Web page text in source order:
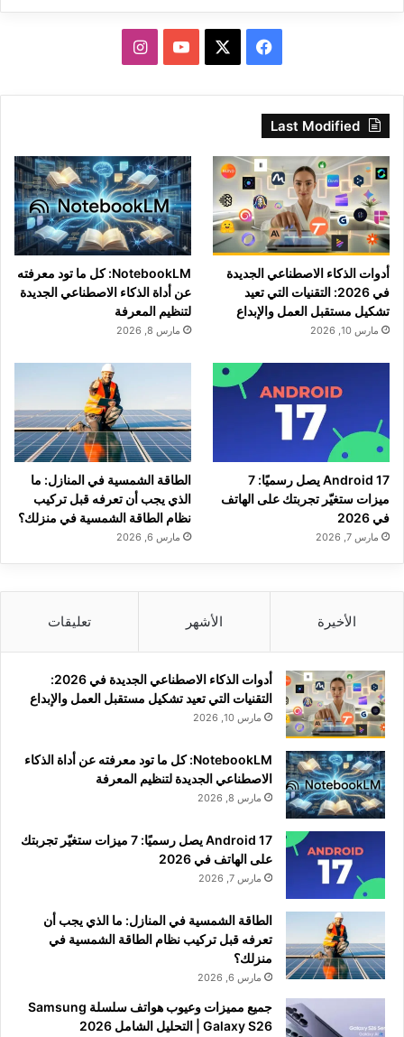
فيسبوك ‫YouTubeانستقرام
Last Modified
أدوات الذكاء الاصطناعي الجديدة
في 2026: التقنيات التي تعيد
تشكيل مستقبل العمل والإبداع
مارس 10, 2026
NotebookLM: كل ما تود معرفته
عن أداة الذكاء الاصطناعي الجديدة
لتنظيم المعرفة
مارس 8, 2026
Android 17 يصل رسميًا: 7
ميزات ستغيّر تجربتك على الهاتف
في 2026
مارس 7, 2026
الطاقة الشمسية في المنازل: ما
الذي يجب أن تعرفه قبل تركيب
نظام الطاقة الشمسية في منزلك؟
مارس 6, 2026
الأخيرة الأشهر تعليقات
أدوات الذكاء الاصطناعي الجديدة في 2026:
التقنيات التي تعيد تشكيل مستقبل العمل والإبداع
مارس 10, 2026
NotebookLM: كل ما تود معرفته عن أداة الذكاء
الاصطناعي الجديدة لتنظيم المعرفة
مارس 8, 2026
Android 17 يصل رسميًا: 7 ميزات ستغيّر تجربتك
على الهاتف في 2026
مارس 7, 2026
الطاقة الشمسية في المنازل: ما الذي يجب أن
تعرفه قبل تركيب نظام الطاقة الشمسية في
منزلك؟
مارس 6, 2026
جميع مميزات وعيوب هواتف سلسلة Samsung
Galaxy S26 | التحليل الشامل 2026